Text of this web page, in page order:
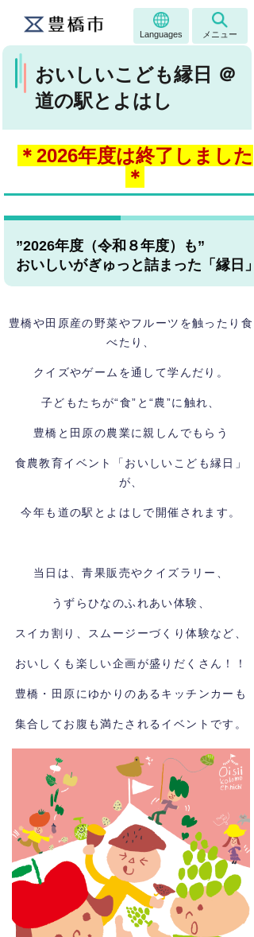
Languages メニュー
おいしいこども縁日 ＠
道の駅とよはし
＊2026年度は終了しました
＊
”2026年度（令和８年度）も”
おいしいがぎゅっと詰まった「縁日
豊橋や田原産の野菜やフルーツを触ったり食
べたり、
クイズやゲームを通して学んだり。
子どもたちが“食”と“農”に触れ、
豊橋と田原の農業に親しんでもらう
食農教育イベント「おいしいこども縁日」
が、
今年も道の駅とよはしで開催されます。
当日は、青果販売やクイズラリー、
うずらひなのふれあい体験、
スイカ割り、スムージーづくり体験など、
おいしくも楽しい企画が盛りだくさん！！
豊橋・田原にゆかりのあるキッチンカーも
集合してお腹も満たされるイベントです。